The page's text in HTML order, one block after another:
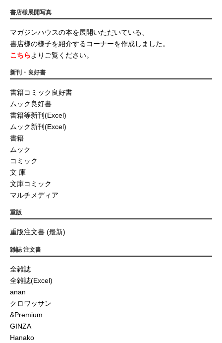
書店様展開写真
マガジンハウスの本を展開いただいている、
書店様の様子を紹介するコーナーを作成しました。
こちらよりご覧ください。
新刊・良好書
書籍コミック良好書
ムック良好書
書籍等新刊(Excel)
ムック新刊(Excel)
書籍
ムック
コミック
文 庫
文庫コミック
マルチメディア
重版
重版注文書 (最新)
雑誌 注文書
全雑誌
全雑誌(Excel)
anan
クロワッサン
&Premium
GINZA
Hanako